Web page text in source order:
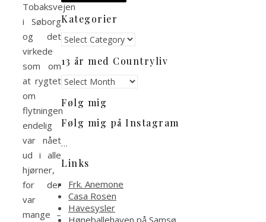
Tobaksvejen
i Søborg
og det
virkede
som om
at rygtet
om
flytningen
endelig
var nået
ud i alle
hjørner,
for der
var
mange –
Kategorier
Kategorier
13 år med Countryliv
13
med
Countryliv
Følg mig
Følg mig på Instagram
…
Links
Frk. Anemone
Casa Rosen
Havesysler
Høneballehaven på Samsø